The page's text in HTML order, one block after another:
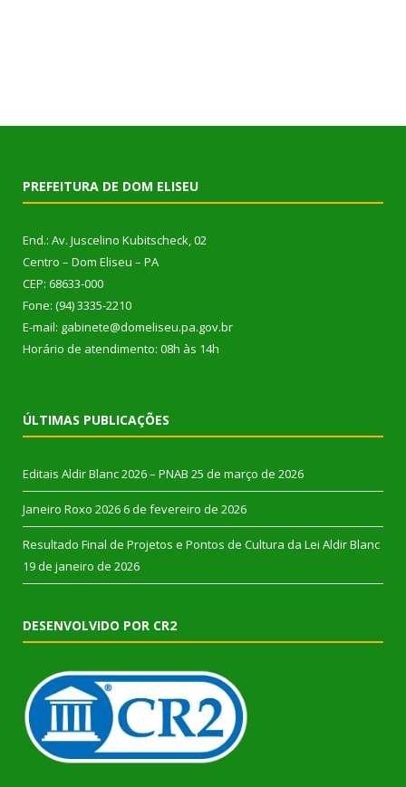
PREFEITURA DE DOM ELISEU
End.: Av. Juscelino Kubitscheck, 02
Centro – Dom Eliseu – PA
CEP: 68633-000
Fone: (94) 3335-2210
E-mail: gabinete@domeliseu.pa.gov.br
Horário de atendimento: 08h às 14h
ÚLTIMAS PUBLICAÇÕES
Editais Aldir Blanc 2026 – PNAB 25 de março de 2026
Janeiro Roxo 2026 6 de fevereiro de 2026
Resultado Final de Projetos e Pontos de Cultura da Lei Aldir Blanc
19 de janeiro de 2026
DESENVOLVIDO POR CR2